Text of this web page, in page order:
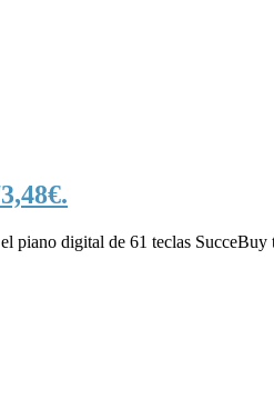
piano digital de 61 teclas